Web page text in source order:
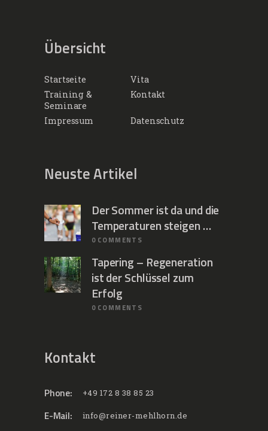
Übersicht
Startseite
Vita
Training &
Seminare
Kontakt
Impressum Datenschutz
Neuste Artikel
Der Sommer ist da und die
Temperaturen steigen …
0 COMMENTS
Tapering – Regeneration
ist der Schlüssel zum
Erfolg
0 COMMENTS
Kontakt
Phone: +49 172 8 38 85 23
E-Mail: info@reiner-mehlhorn.de